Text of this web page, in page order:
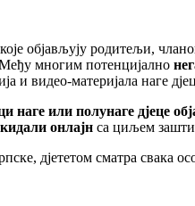
објављују родитељи,
многим потенцијално
и видео-материјала наге
наге или полунаге дјеце
онлајн са циљем
дјететом сматра свака